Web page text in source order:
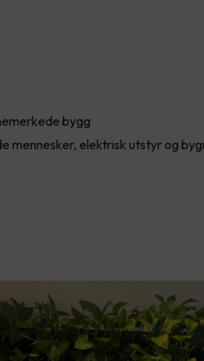
bygg
mennesker, elektrisk utstyr og